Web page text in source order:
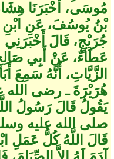
مُوسَى، أَخْبَرَنَا
بْنُ يُوسُفَ، عَنِ ابْنِ
جُرَيْجٍ، قَالَ أَخْبَرَنِي
عَطَاءٌ، عَنْ أَبِي
الزَّيَّاتِ، أَنَّهُ سَمِعَ
هُرَيْرَةَ ـ رضى الله
يَقُولُ قَالَ رَسُولُ
صلى الله عليه
قَالَ اللَّهُ كُلُّ عَمَلِ